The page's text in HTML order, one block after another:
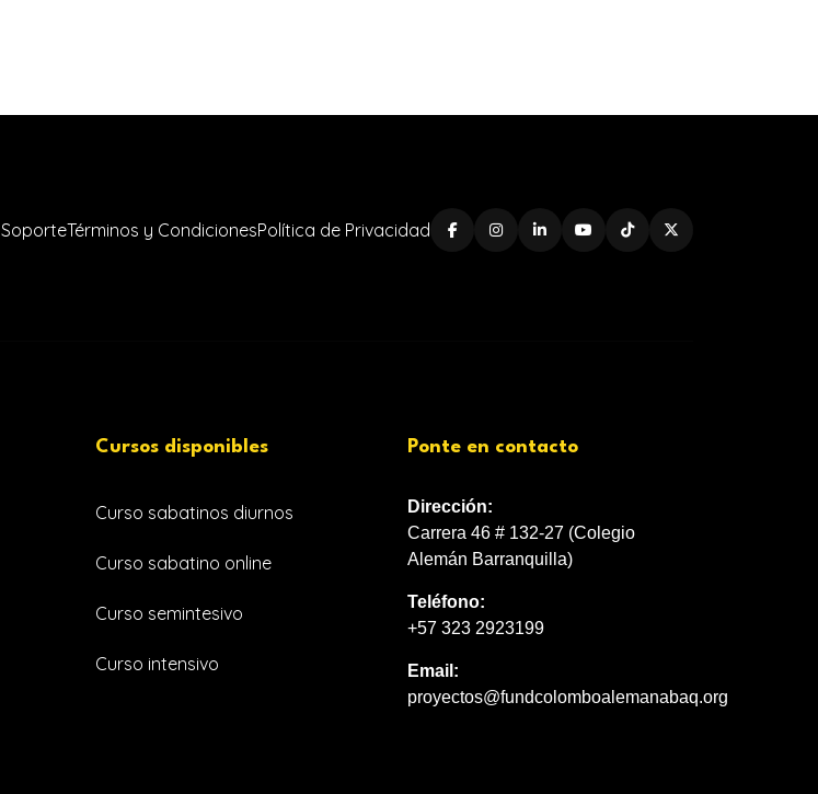
SoporteTérminos y CondicionesPolítica de Privacidad
Cursos disponibles
Curso sabatinos diurnos
Curso sabatino online
Curso semintesivo
Curso intensivo
Ponte en contacto
Dirección:
Carrera 46 # 132-27 (Colegio
Alemán Barranquilla)
Teléfono:
+57 323 2923199
Email:
proyectos@fundcolomboalemanabaq.org